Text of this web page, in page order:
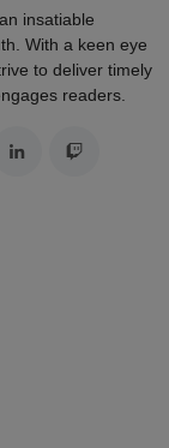
insatiable
With a keen eye
to deliver timely
readers.